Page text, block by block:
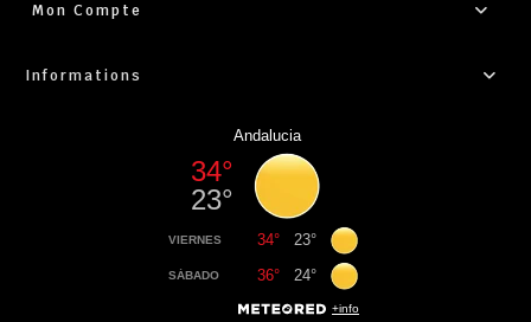
Mon Compte
Informations